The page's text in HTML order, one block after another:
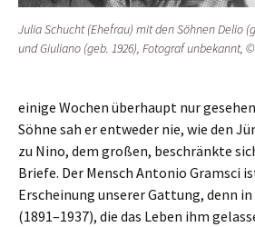
Julia Schucht (Ehefrau) mit den Söhnen Delio
und Giulia­no (geb. 1926), Fotograf unbekannt, ©
einige Wochen überhaupt nur
Söhne sah er entwe­der nie, wie den
zu Nino, dem großen, beschränk­te
Briefe. Der Mensch Antonio Gramsci
Erschei­nung unserer Gattung, denn
(1891–1937), die das Leben ihm